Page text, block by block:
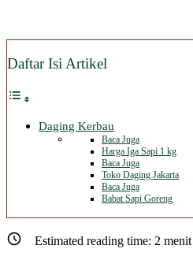
Daftar Isi Artikel
Daging Kerbau
Baca Juga
Harga Iga Sapi 1 kg
Baca Juga
Toko Daging Jakarta
Baca Juga
Babat Sapi Goreng
Estimated reading time: 2 menit